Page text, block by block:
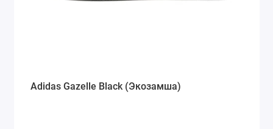
Adidas Gazelle Black (Экозамша)